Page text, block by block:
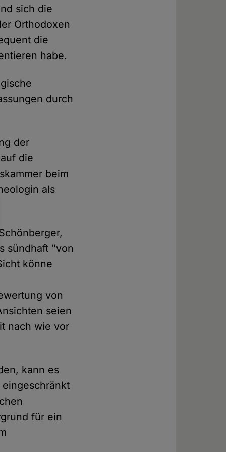
sich die
Orthodoxen
die
habe.
durch
der
die
beim
als
sündhaft "von
könne
von
seien
nach wie vor
kann es
für ein